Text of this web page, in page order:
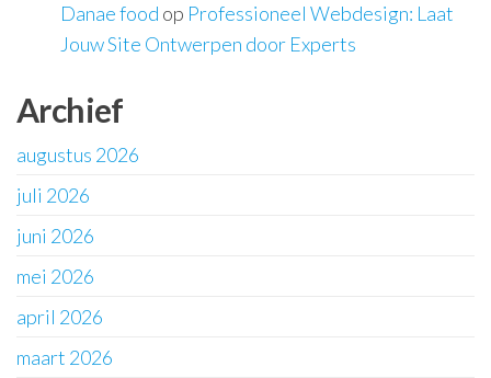
Danae food op Professioneel Webdesign: Laat
Jouw Site Ontwerpen door Experts
Archief
augustus 2026
juli 2026
juni 2026
mei 2026
april 2026
maart 2026